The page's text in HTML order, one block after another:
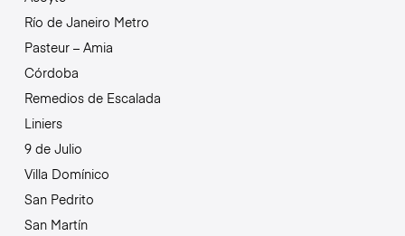
Río de Janeiro Metro
Pasteur – Amia
Córdoba
Remedios de Escalada
Liniers
9 de Julio
Villa Domínico
San Pedrito
San Martín